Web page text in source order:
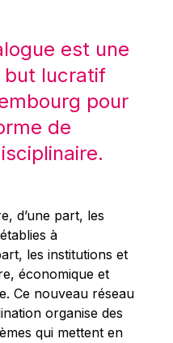
est une
but lucratif
pour
de
d’une part, les
à
les institutions et
économique et
Ce nouveau réseau
organise des
qui mettent en